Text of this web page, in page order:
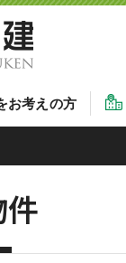
お考えの方